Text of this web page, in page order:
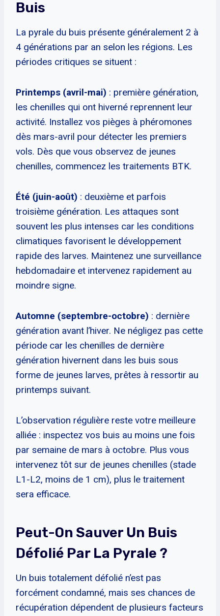
Buis
La pyrale du buis présente généralement 2 à
4 générations par an selon les régions. Les
périodes critiques se situent :
Printemps (avril-mai) : première génération,
les chenilles qui ont hiverné reprennent leur
activité. Installez vos pièges à phéromones
dès mars-avril pour détecter les premiers
vols. Dès que vous observez de jeunes
chenilles, commencez les traitements BTK.
Été (juin-août) : deuxième et parfois
troisième génération. Les attaques sont
souvent les plus intenses car les conditions
climatiques favorisent le développement
rapide des larves. Maintenez une surveillance
hebdomadaire et intervenez rapidement au
moindre signe.
Automne (septembre-octobre) : dernière
génération avant l’hiver. Ne négligez pas cette
période car les chenilles de dernière
génération hivernent dans les buis sous
forme de jeunes larves, prêtes à ressortir au
printemps suivant.
L’observation régulière reste votre meilleure
alliée : inspectez vos buis au moins une fois
par semaine de mars à octobre. Plus vous
intervenez tôt sur de jeunes chenilles (stade
L1-L2, moins de 1 cm), plus le traitement
sera efficace.
Peut-On Sauver Un Buis
Défolié Par La Pyrale ?
Un buis totalement défolié n’est pas
forcément condamné, mais ses chances de
récupération dépendent de plusieurs facteurs